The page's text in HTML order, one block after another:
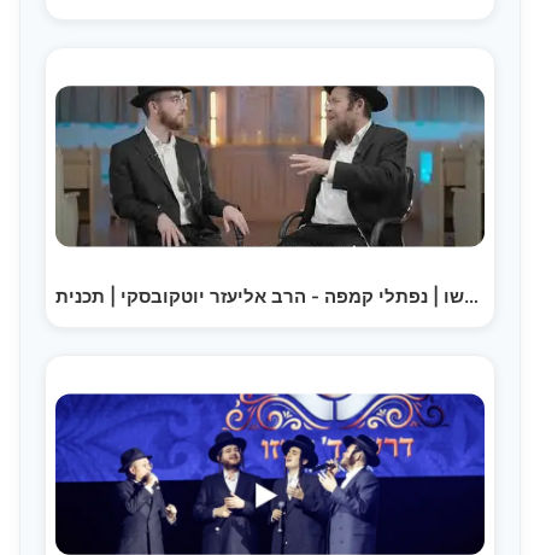
דרשו | נפתלי קמפה - הרב אליעזר יוטקובסקי | תכנית…